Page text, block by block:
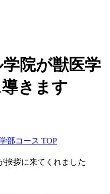
院が獣医学
きます
部コース TOP
挨拶に来てくれました